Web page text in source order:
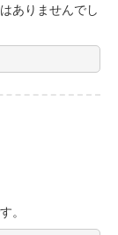
ありませんでし
。